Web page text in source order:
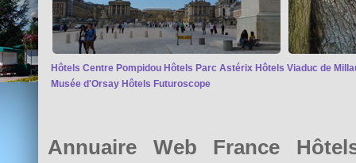
Hôtels Centre Pompidou Hôtels Parc Astérix Hôtels Viaduc de
Musée d'Orsay Hôtels Futuroscope
Annuaire Web France